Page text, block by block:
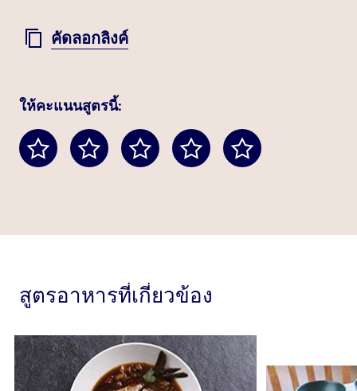
คัดลอกลิงค์
ให้คะแนนสูตรนี้:
สูตรอาหารที่เกี่ยวข้อง